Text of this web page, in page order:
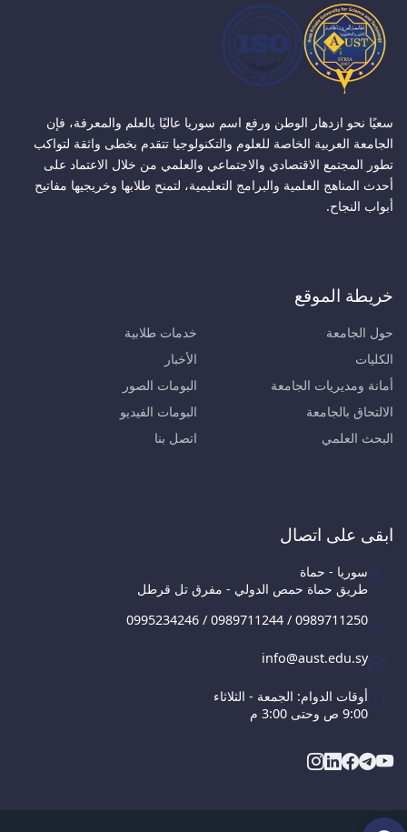
سعيًا نحو ازدهار الوطن ورفع اسم سوريا عاليًا بالعلم والمعرفة، فإن
الجامعة العربية الخاصة للعلوم والتكنولوجيا تتقدم بخطى واثقة لتواكب
تطور المجتمع الاقتصادي والاجتماعي والعلمي من خلال الاعتماد على
أحدث المناهج العلمية والبرامج التعليمية، لتمنح طلابها وخريجيها مفاتيح
أبواب النجاح.
خريطة الموقع
حول الجامعة
الكليات
أمانة ومديريات الجامعة
الالتحاق بالجامعة
البحث العلمي
خدمات طلابية
الأخبار
البومات الصور
البومات الفيديو
اتصل بنا
ابقى على اتصال
سوريا - حماة
طريق حماة حمص الدولي - مفرق تل قرطل
0995234246 / 0989711244 / 0989711250
info@aust.edu.sy
أوقات الدوام: الجمعة - الثلاثاء
9:00 ص وحتى 3:00 م